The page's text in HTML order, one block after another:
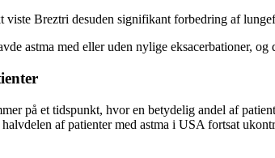
viste Breztri desuden signifikant forbedring af
astma med eller uden nylige eksacerbationer,
på et tidspunkt, hvor en betydelig andel af
af patienter med astma i USA fortsat